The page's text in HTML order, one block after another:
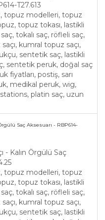
T27.613
topuz modelleri, topuz
topuz tokası, lastikli
tokalı saç, röfleli saç,
kumral topuz saçı,
sentetik saç, lastikli
sentetik peruk, doğal saç
fiyatları, postiş, sarı
medikal peruk, wig,
platin saç, uzun
Saç Aksesuarı - RBP614-
- Kalın Örgülü Saç
topuz modelleri, topuz
topuz tokası, lastikli
tokalı saç, röfleli saç,
kumral topuz saçı,
sentetik saç, lastikli